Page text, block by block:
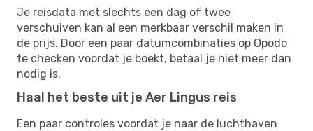
Je reisdata met slechts een dag of twee
verschuiven kan al een merkbaar verschil maken in
de prijs. Door een paar datumcombinaties op Opodo
te checken voordat je boekt, betaal je niet meer dan
nodig is.
Haal het beste uit je Aer Lingus reis
Een paar controles voordat je naar de luchthaven